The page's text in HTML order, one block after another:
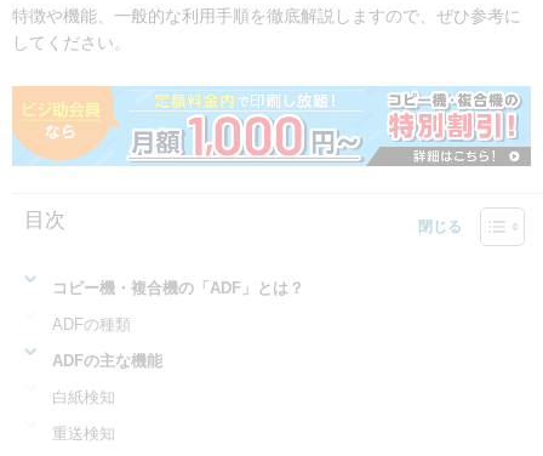
特徴や機能、一般的な利用手順を徹底解説しますので、ぜひ参考に
してください。
目次
コピー機・複合機の「ADF」とは？
ADFの種類
ADFの主な機能
白紙検知
重送検知